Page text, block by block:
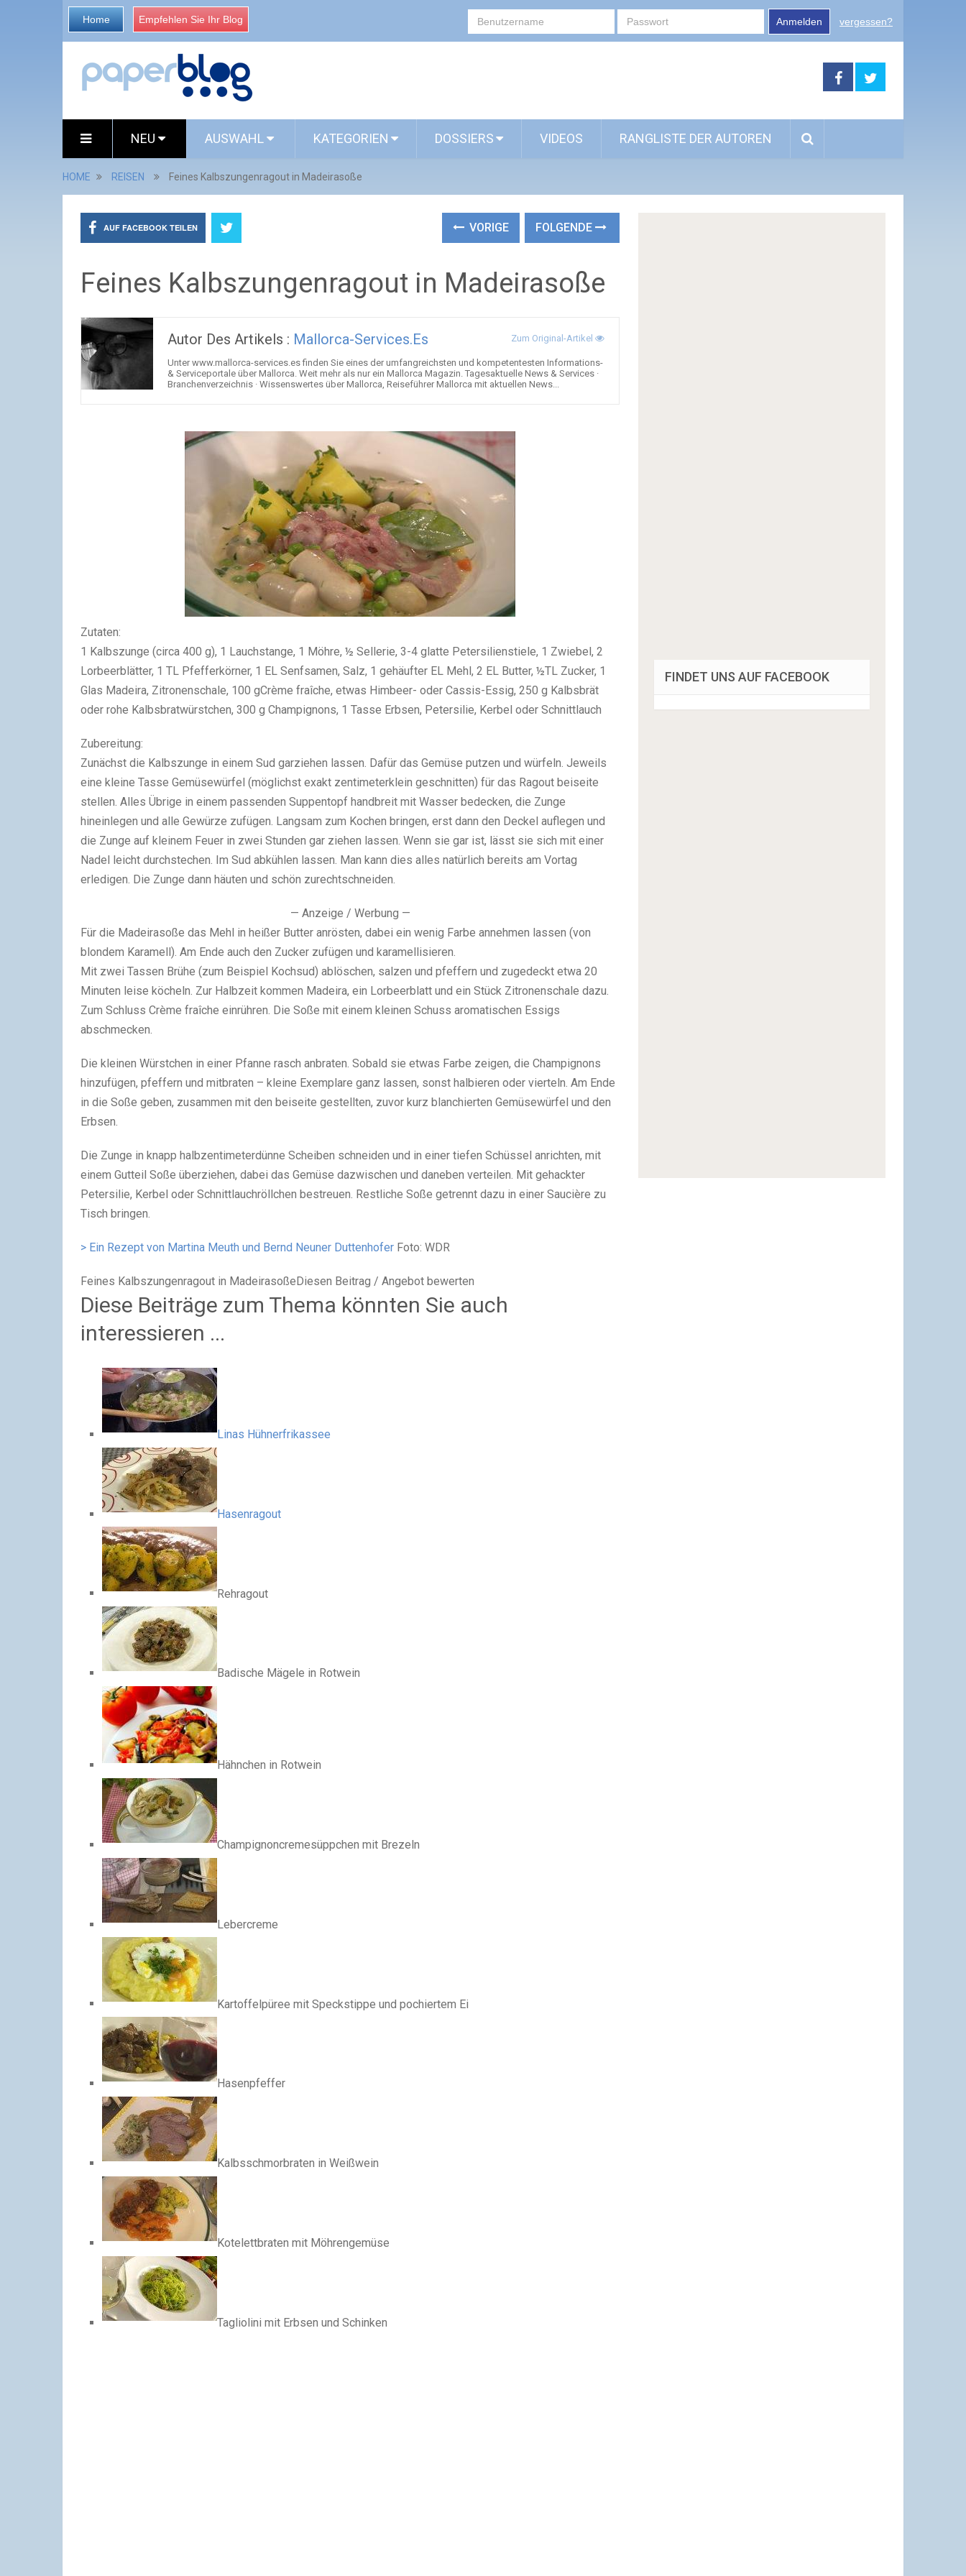
Home Empfehlen Sie Ihr Blog Anmelden vergessen?
NEU AUSWAHL KATEGORIEN DOSSIERS VIDEOS RANGLISTE DER AUTOREN
HOME REISEN Feines Kalbszungenragout in Madeirasoße
AUF FACEBOOK TEILEN VORIGE FOLGENDE
Feines Kalbszungenragout in Madeirasoße
Autor Des Artikels : Mallorca-Services.es Zum Original-Artikel
Unter www.mallorca-services.es finden Sie eines der umfangreichsten und kompetentesten Informations-
& Serviceportale über Mallorca. Weit mehr als nur ein Mallorca Magazin. Tagesaktuelle News & Services ·
Branchenverzeichnis · Wissenswertes über Mallorca, Reiseführer Mallorca mit aktuellen News...
Zutaten:
1 Kalbszunge (circa 400 g), 1 Lauchstange, 1 Möhre, ½ Sellerie, 3-4 glatte Petersilienstiele, 1 Zwiebel, 2
Lorbeerblätter, 1 TL Pfefferkörner, 1 EL Senfsamen, Salz, 1 gehäufter EL Mehl, 2 EL Butter, ½TL Zucker, 1
Glas Madeira, Zitronenschale, 100 gCrème fraîche, etwas Himbeer- oder Cassis-Essig, 250 g Kalbsbrät
oder rohe Kalbsbratwürstchen, 300 g Champignons, 1 Tasse Erbsen, Petersilie, Kerbel oder Schnittlauch
Zubereitung:
Zunächst die Kalbszunge in einem Sud garziehen lassen. Dafür das Gemüse putzen und würfeln. Jeweils
eine kleine Tasse Gemüsewürfel (möglichst exakt zentimeterklein geschnitten) für das Ragout beiseite
stellen. Alles Übrige in einem passenden Suppentopf handbreit mit Wasser bedecken, die Zunge
hineinlegen und alle Gewürze zufügen. Langsam zum Kochen bringen, erst dann den Deckel auflegen und
die Zunge auf kleinem Feuer in zwei Stunden gar ziehen lassen. Wenn sie gar ist, lässt sie sich mit einer
Nadel leicht durchstechen. Im Sud abkühlen lassen. Man kann dies alles natürlich bereits am Vortag
erledigen. Die Zunge dann häuten und schön zurechtschneiden.
— Anzeige / Werbung —
Für die Madeirasoße das Mehl in heißer Butter anrösten, dabei ein wenig Farbe annehmen lassen (von
blondem Karamell). Am Ende auch den Zucker zufügen und karamellisieren.
Mit zwei Tassen Brühe (zum Beispiel Kochsud) ablöschen, salzen und pfeffern und zugedeckt etwa 20
Minuten leise köcheln. Zur Halbzeit kommen Madeira, ein Lorbeerblatt und ein Stück Zitronenschale dazu.
Zum Schluss Crème fraîche einrühren. Die Soße mit einem kleinen Schuss aromatischen Essigs
abschmecken.
Die kleinen Würstchen in einer Pfanne rasch anbraten. Sobald sie etwas Farbe zeigen, die Champignons
hinzufügen, pfeffern und mitbraten – kleine Exemplare ganz lassen, sonst halbieren oder vierteln. Am Ende
in die Soße geben, zusammen mit den beiseite gestellten, zuvor kurz blanchierten Gemüsewürfel und den
Erbsen.
Die Zunge in knapp halbzentimeterdünne Scheiben schneiden und in einer tiefen Schüssel anrichten, mit
einem Gutteil Soße überziehen, dabei das Gemüse dazwischen und daneben verteilen. Mit gehackter
Petersilie, Kerbel oder Schnittlauchröllchen bestreuen. Restliche Soße getrennt dazu in einer Saucière zu
Tisch bringen.
> Ein Rezept von Martina Meuth und Bernd Neuner Duttenhofer Foto: WDR
Feines Kalbszungenragout in MadeirasoßeDiesen Beitrag / Angebot bewerten
Diese Beiträge zum Thema könnten Sie auch
interessieren ...
Linas Hühnerfrikassee
Hasenragout
Rehragout
Badische Mägele in Rotwein
Hähnchen in Rotwein
Champignoncremesüppchen mit Brezeln
Lebercreme
Kartoffelpüree mit Speckstippe und pochiertem Ei
Hasenpfeffer
Kalbsschmorbraten in Weißwein
Kotelettbraten mit Möhrengemüse
Tagliolini mit Erbsen und Schinken
FINDET UNS AUF FACEBOOK